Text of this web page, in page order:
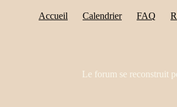
Accueil Calendrier FAQ
Le forum se reconstruit